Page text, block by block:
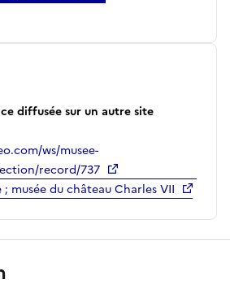
diffusée sur un autre site
ws/musee-
record/737
; musée du château Charles VII